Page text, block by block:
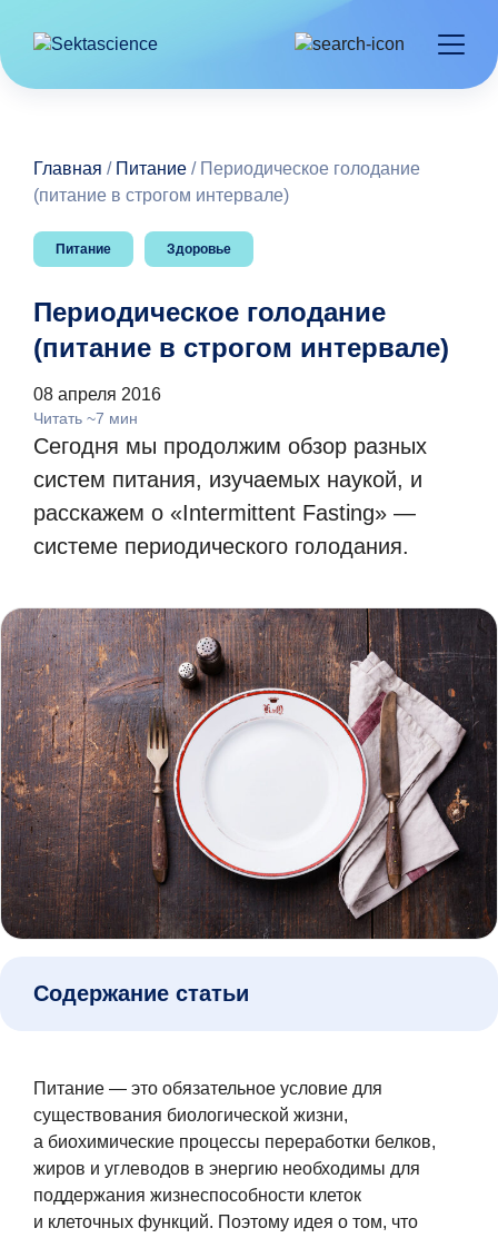
Главная / Питание / Периодическое голодание
(питание в строгом интервале)
Питание Здоровье
Периодическое голодание
(питание в строгом интервале)
08 апреля 2016
Читать ~7 мин
Сегодня мы продолжим обзор разных
систем питания, изучаемых наукой, и
расскажем о «Intermittent Fasting» —
системе периодического голодания.
Питание — это обязательное условие для
существования биологической жизни,
а биохимические процессы переработки белков,
жиров и углеводов в энергию необходимы для
поддержания жизнеспособности клеток
и клеточных функций. Поэтому идея о том, что
Содержание статьи